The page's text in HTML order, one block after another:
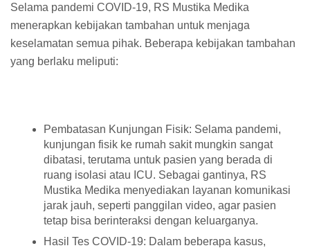
Selama pandemi COVID-19, RS Mustika Medika
menerapkan kebijakan tambahan untuk menjaga
keselamatan semua pihak. Beberapa kebijakan tambahan
yang berlaku meliputi:
Pembatasan Kunjungan Fisik: Selama pandemi,
kunjungan fisik ke rumah sakit mungkin sangat
dibatasi, terutama untuk pasien yang berada di
ruang isolasi atau ICU. Sebagai gantinya, RS
Mustika Medika menyediakan layanan komunikasi
jarak jauh, seperti panggilan video, agar pasien
tetap bisa berinteraksi dengan keluarganya.
Hasil Tes COVID-19: Dalam beberapa kasus,